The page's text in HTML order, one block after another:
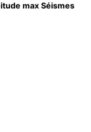
max Séismes